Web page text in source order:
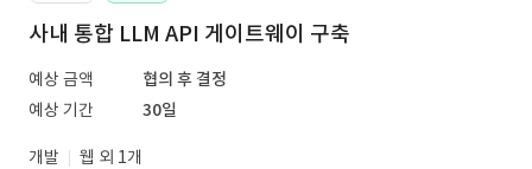
사내 통합 LLM API 게이트웨이 구축
예상 금액
협의 후 결정
예상 기간
30일
개발
웹 외 1개